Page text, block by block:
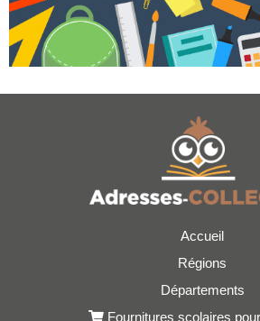
Accueil
Régions
Départements
Fournitures scolaires